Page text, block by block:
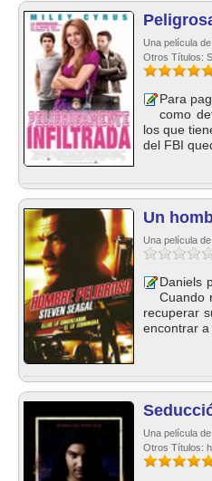
Una película
Otros Títulos:
Para
como
los que
del FBI
Un
Una película
Daniels
Cuando
recuperar
encontrar a
Una película
Otros Títulos: